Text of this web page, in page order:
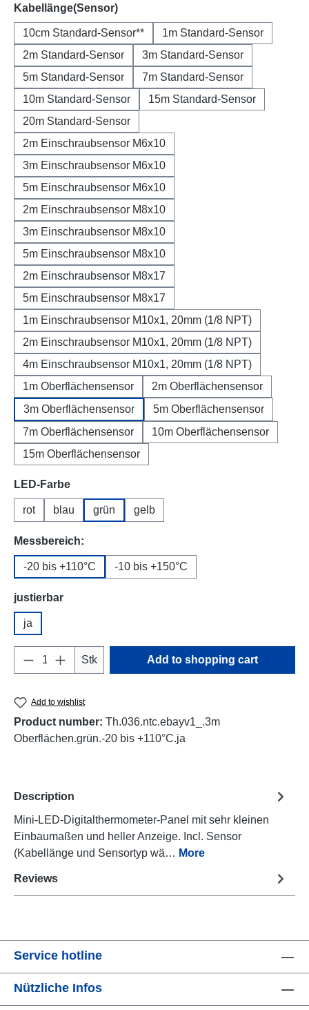
Select
Kabellänge(Sensor)
10cm Standard-Sensor**
1m Standard-Sensor
2m Standard-Sensor
3m Standard-Sensor
5m Standard-Sensor
7m Standard-Sensor
10m Standard-Sensor
15m Standard-Sensor
20m Standard-Sensor
2m Einschraubsensor M6x10
3m Einschraubsensor M6x10
5m Einschraubsensor M6x10
2m Einschraubsensor M8x10
3m Einschraubsensor M8x10
5m Einschraubsensor M8x10
2m Einschraubsensor M8x17
5m Einschraubsensor M8x17
1m Einschraubsensor M10x1, 20mm (1/8 NPT)
2m Einschraubsensor M10x1, 20mm (1/8 NPT)
4m Einschraubsensor M10x1, 20mm (1/8 NPT)
1m Oberflächensensor
2m Oberflächensensor
3m Oberflächensensor
5m Oberflächensensor
7m Oberflächensensor
10m Oberflächensensor
15m Oberflächensensor
Select
LED-Farbe
rot blau grün gelb
Select
Messbereich:
-20 bis +110°C -10 bis +150°C
Select
justierbar
ja
Product Quantity: Enter the desired
Stk Add to shopping cart
Add to wishlist
Product number: Th.036.ntc.ebayv1_.3m
Oberflächen.grün.-20 bis +110°C.ja
Description
Mini-LED-Digitalthermometer-Panel mit sehr kleinen
Einbaumaßen und heller Anzeige. Incl. Sensor
(Kabellänge und Sensortyp wä… More
Reviews
Service hotline
Nützliche Infos